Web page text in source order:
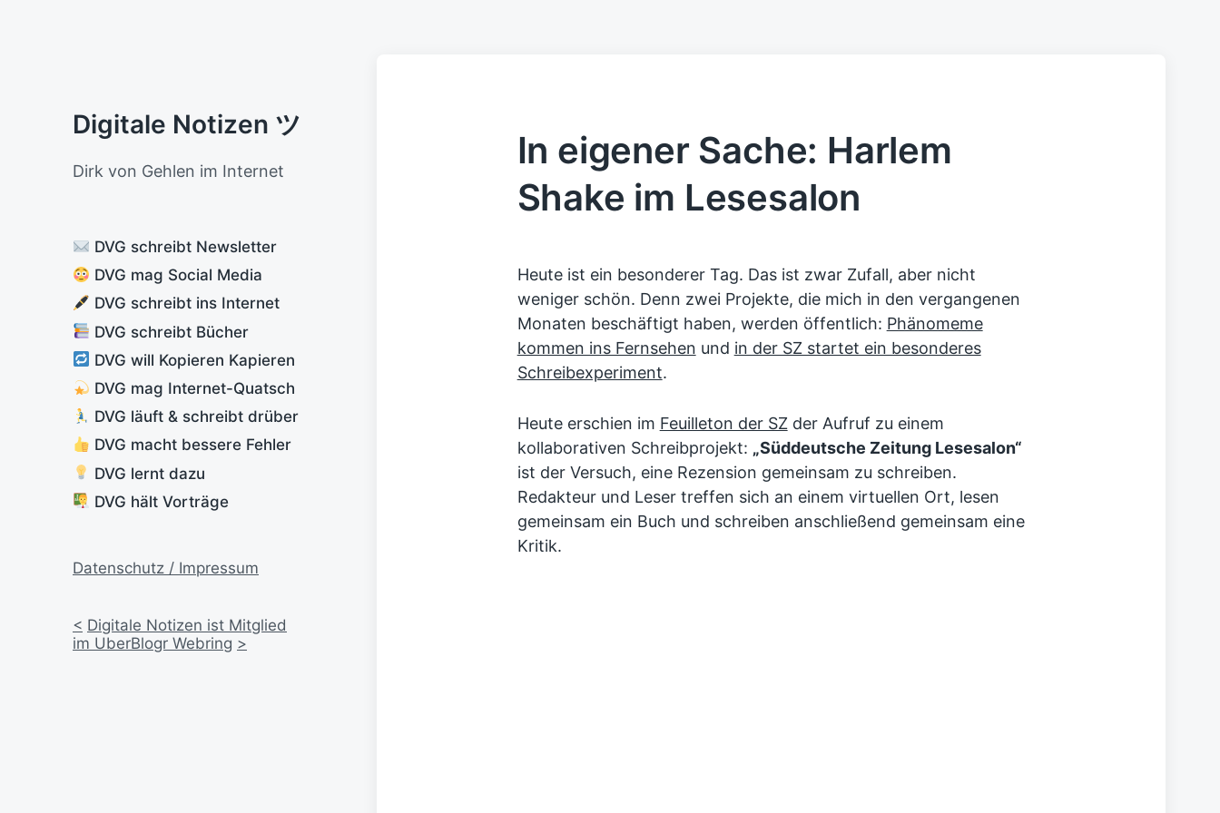
Digitale Notizen ツ
Dirk von Gehlen im Internet
DVG schreibt Newsletter
DVG mag Social Media
DVG schreibt ins Internet
DVG schreibt Bücher
DVG will Kopieren Kapieren
DVG mag Internet-Quatsch
DVG läuft & schreibt drüber
DVG macht bessere Fehler
DVG lernt dazu
DVG hält Vorträge
Datenschutz / Impressum
< Digitale Notizen ist Mitglied
im UberBlogr Webring >
In eigener Sache: Harlem
Shake im Lesesalon
Heute ist ein besonderer Tag. Das ist zwar Zufall, aber nicht
weniger schön. Denn zwei Projekte, die mich in den vergangenen
Monaten beschäftigt haben, werden öffentlich: Phänomeme
kommen ins Fernsehen und in der SZ startet ein besonderes
Schreibexperiment.
Heute erschien im Feuilleton der SZ der Aufruf zu einem
kollaborativen Schreibprojekt: „Süddeutsche Zeitung Lesesalon“
ist der Versuch, eine Rezension gemeinsam zu schreiben.
Redakteur und Leser treffen sich an einem virtuellen Ort, lesen
gemeinsam ein Buch und schreiben anschließend gemeinsam eine
Kritik.